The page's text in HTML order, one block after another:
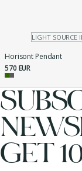
LIGHT SOURCE
Horisont Pendant
570 EUR
GET